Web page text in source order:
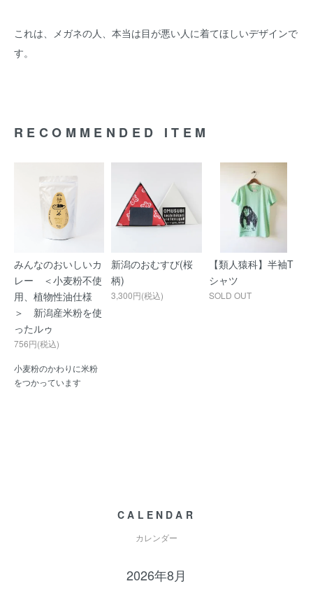
これは、メガネの人、本当は目が悪い人に着てほしいデザインで
す。
RECOMMENDED ITEM
みんなのおいしいカ
レー ＜小麦粉不使
用、植物性油仕様
＞ 新潟産米粉を使
ったルゥ
756円(税込)
小麦粉のかわりに米粉
をつかっています
新潟のおむすび(桜
柄)
3,300円(税込)
【類人猿科】半袖T
シャツ
SOLD OUT
CALENDAR
カレンダー
2026年8月